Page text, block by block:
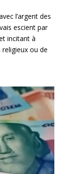
l’argent des
escient par
incitant à
religieux ou de